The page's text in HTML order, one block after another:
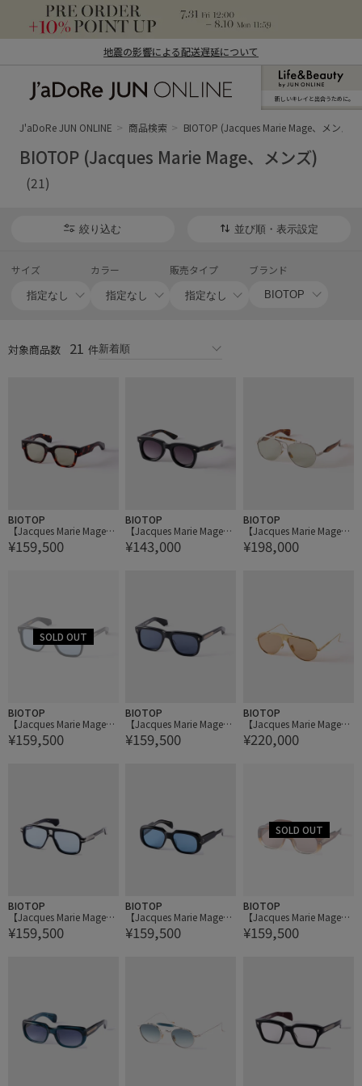
地震の影響による配送遅延について
ン オンライン）
新しいキレイと出合うために。
J'aDoRe JUN ONLINE 商品検索 BIOTOP (Jacques Marie Mage、メンズ)
BIOTOP (Jacques Marie Mage、メンズ)
(21)
絞り込む 並び順・表示設定
サイズ カラー 販売タイプ ブランド
対象商品数 21 件
BIOTOP
【Jacques Marie Mage】
ENZO
¥159,500
BIOTOP
【Jacques Marie Mage】
AVA
¥143,000
BIOTOP
【Jacques Marie Mage】
ASPEN
¥198,000
BIOTOP
【Jacques Marie Mage】
YVES
¥159,500
BIOTOP
【Jacques Marie Mage】
YVES
¥159,500
BIOTOP
【Jacques Marie Mage】
DAIDO
¥220,000
BIOTOP
【Jacques Marie Mage】
ELKHART
¥159,500
BIOTOP
【Jacques Marie Mage】
KOBO
¥159,500
BIOTOP
【Jacques Marie Mage】
KOBO
¥159,500